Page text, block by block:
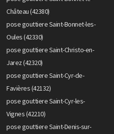
Château (42380)
pose gouttiere Saint-Bonnet-les-
Oules (42330)
pose gouttiere Saint-Christo-en-
Jarez (42320)
pose gouttiere Saint-Cyr-de-
Favières (42132)
pose gouttiere Saint-Cyr-les-
Vignes (42210)
pose gouttiere Saint-Denis-sur-